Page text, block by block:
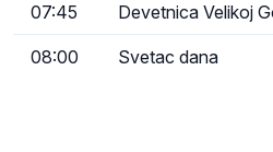
07:45 Devetnica Velikoj
08:00 Svetac dana